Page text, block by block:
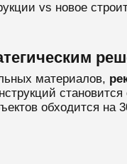
vs новое
материалов,
обходится на